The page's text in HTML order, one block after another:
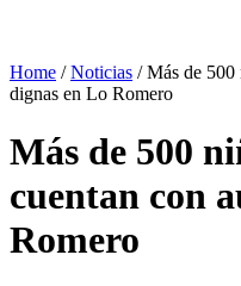
Home /Noticias /Más de 500
dignas en Lo Romero
Más de 500
cuentan con
Romero